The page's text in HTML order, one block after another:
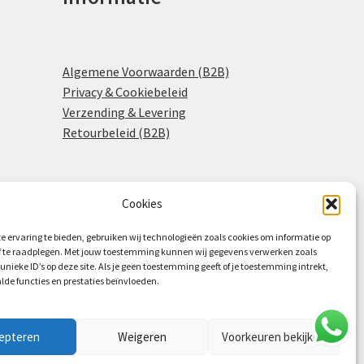
Cookies
ervaring te bieden, gebruiken wij technologieën zoals cookies om informatie op
te raadplegen. Met jouw toestemming kunnen wij gegevens verwerken zoals
ID’s op deze site. Als je geen toestemming geeft of je toestemming intrekt,
functies en prestaties beïnvloeden.
Weigeren Voorkeuren bekijken
Algemene Voorwaarden (B2B)
Privacy & Cookiebeleid
Verzending & Levering
Retourbeleid (B2B)